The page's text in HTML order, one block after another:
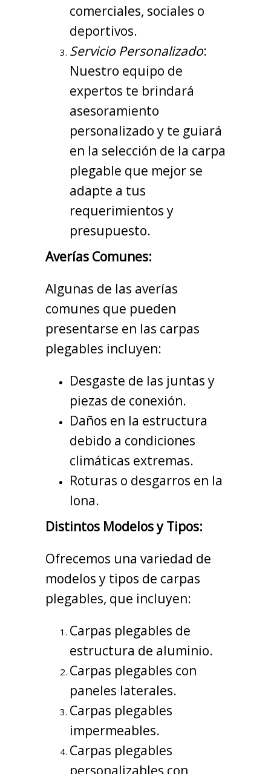
comerciales, sociales o
deportivos.
Servicio Personalizado:
Nuestro equipo de
expertos te brindará
asesoramiento
personalizado y te guiará
en la selección de la carpa
plegable que mejor se
adapte a tus
requerimientos y
presupuesto.
Averías Comunes:
Algunas de las averías
comunes que pueden
presentarse en las carpas
plegables incluyen:
Desgaste de las juntas y
piezas de conexión.
Daños en la estructura
debido a condiciones
climáticas extremas.
Roturas o desgarros en la
lona.
Distintos Modelos y Tipos:
Ofrecemos una variedad de
modelos y tipos de carpas
plegables, que incluyen:
Carpas plegables de
estructura de aluminio.
Carpas plegables con
paneles laterales.
Carpas plegables
impermeables.
Carpas plegables
personalizables con